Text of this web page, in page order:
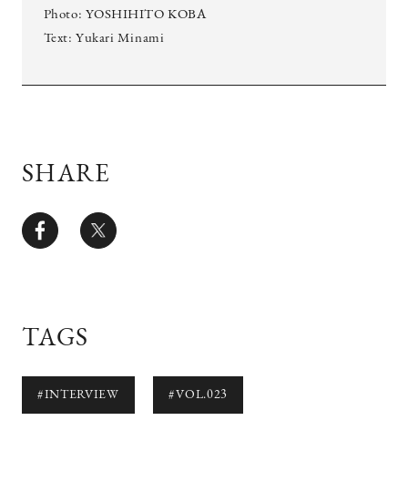
Photo: YOSHIHITO KOBA
Text: Yukari Minami
SHARE
TAGS
#INTERVIEW #VOL.023